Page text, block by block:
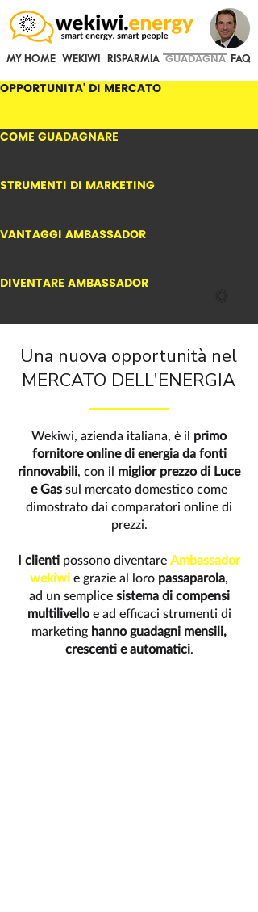
MY HOME WEKIWI GUADAGNA
RISPARMIA FAQ
OPPORTUNITA' DI MERCATO
COME GUADAGNARE
STRUMENTI DI MARKETING
VANTAGGI AMBASSADOR
DIVENTARE AMBASSADOR
Una nuova opportunità nel
MERCATO DELL'ENERGIA
Wekiwi, azienda italiana, è il primo
fornitore online di energia da fonti
rinnovabili, con il miglior prezzo di Luce
e Gas sul mercato domestico come
dimostrato dai comparatori online di
prezzi.
I clienti possono diventare Ambassador
wekiwi e grazie al loro passaparola,
ad un semplice sistema di compensi
multilivelloe ad efficaci strumenti di
marketing hanno guadagni mensili,
crescenti e automatici.